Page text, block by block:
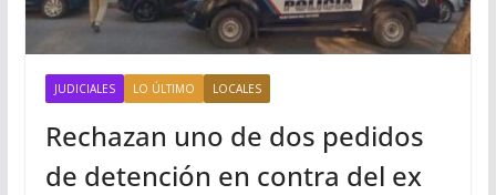
JUDICIALES LO ÚLTIMO LOCALES
Rechazan uno de dos pedidos
de detención en contra del ex